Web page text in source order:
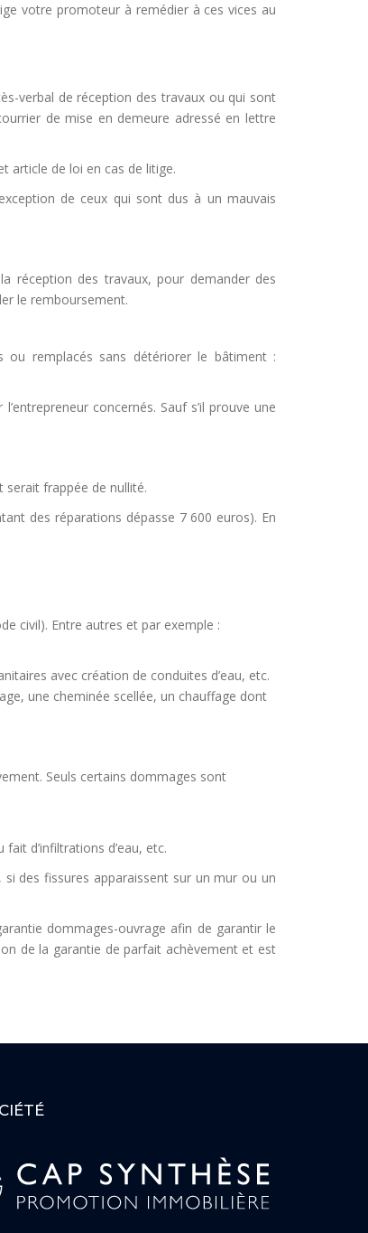
votre promoteur à remédier à ces vices au
verbal de réception des travaux ou qui sont
de mise en demeure adressé en lettre
article de loi en cas de litige.
de ceux qui sont dus à un mauvais
réception des travaux, pour demander des
le remboursement.
ou remplacés sans détériorer le bâtiment :
concernés. Sauf s’il prouve une
serait frappée de nullité.
des réparations dépasse 7 600 euros). En
civil). Entre autres et par exemple :
avec création de conduites d’eau, etc.
une cheminée scellée, un chauffage dont
Seuls certains dommages sont
d’infiltrations d’eau, etc.
si des fissures apparaissent sur un mur ou un
dommages-ouvrage afin de garantir le
de la garantie de parfait achèvement et est